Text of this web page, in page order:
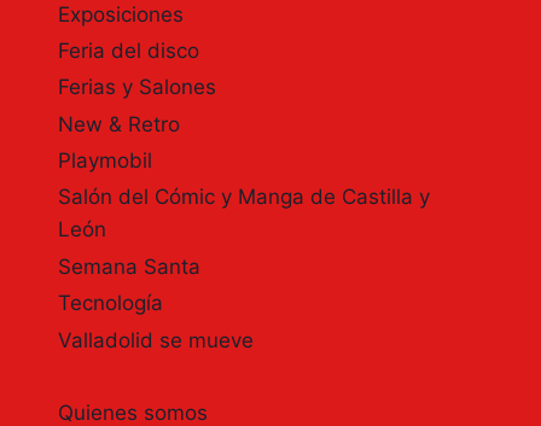
BELLIDO,
9º
SALÓN
DEL
CÓMIC
Y
MANGA
Y
LEÓN.
AUTORES
INVITADOS.
Exposiciones
Feria del disco
Ferias y Salones
New & Retro
Playmobil
Salón del Cómic y Manga de Castilla y
León
Semana Santa
Tecnología
Valladolid se mueve
Quienes somos